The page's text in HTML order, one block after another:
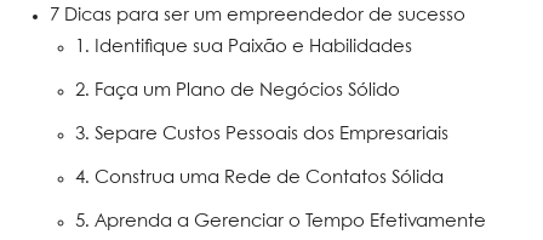
7 Dicas para ser um empreendedor de sucesso
1. Identifique sua Paixão e Habilidades
2. Faça um Plano de Negócios Sólido
3. Separe Custos Pessoais dos Empresariais
4. Construa uma Rede de Contatos Sólida
5. Aprenda a Gerenciar o Tempo Efetivamente